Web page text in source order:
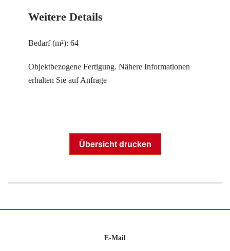
Weitere Details
Bedarf (m²): 64
Objektbezogene Fertigung. Nähere Informationen
erhalten Sie auf Anfrage
Übersicht drucken
E-Mail